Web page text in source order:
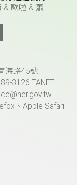
徐嘉妮 & 傅湘茹 & 江紫筠 & 歐啦 & 蕭曼屏
海路45號
3126 TANET
、Apple Safari